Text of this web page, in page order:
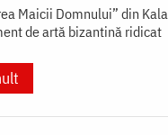
Maicii Domnului” din
de artă bizantină ridicat